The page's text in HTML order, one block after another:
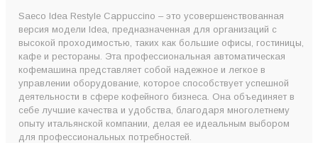
Saeco Idea Restyle Cappuccino – это усовершенствованная
версия модели Idea, предназначенная для организаций с
высокой проходимостью, таких как большие офисы, гостиницы,
кафе и рестораны. Эта профессиональная автоматическая
кофемашина представляет собой надежное и легкое в
управлении оборудование, которое способствует успешной
деятельности в сфере кофейного бизнеса. Она объединяет в
себе лучшие качества и удобства, благодаря многолетнему
опыту итальянской компании, делая ее идеальным выбором
для профессиональных потребностей.